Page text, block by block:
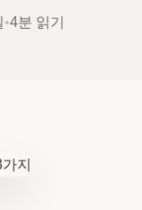
•4분 읽기